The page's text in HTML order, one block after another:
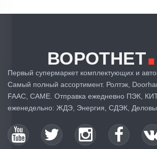
ВОРОТНЕТ.
Первый супермаркет комплектующих и
Самый полный ассортимент. Ролтэк,
FAAC, CAME. Отправка ежедневно ПЭК,
еженедельно: ЖДЭ, Энергия, СДЭК,